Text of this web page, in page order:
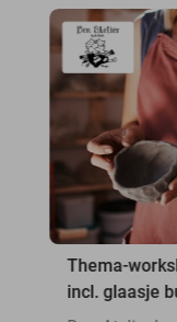
Thema-
incl. glaasje